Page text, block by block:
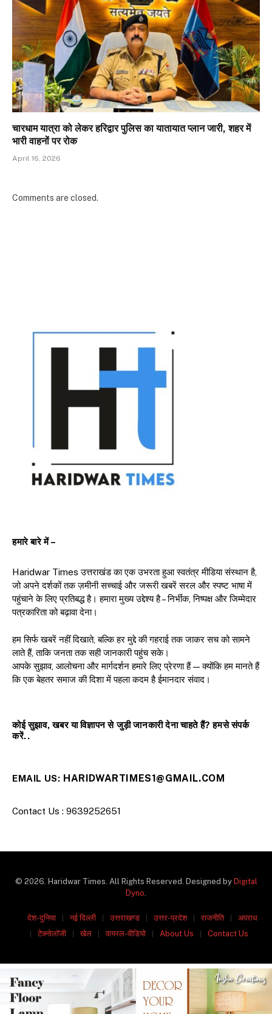
चारधाम यात्रा को लेकर हरिद्वार पुलिस का यातायात प्लान जारी, शहर में
भारी वाहनों पर रोक
April 16, 2026
Comments are closed.
हमारे बारे में –
Haridwar Times उत्तराखंड का एक उभरता हुआ स्वतंत्र मीडिया संस्थान है,
जो अपने दर्शकों तक ज़मीनी सच्चाई और जरूरी खबरें सरल और स्पष्ट भाषा में
पहुंचाने के लिए प्रतिबद्ध है। हमारा मुख्य उद्देश्य है – निर्भीक, निष्पक्ष और जिम्मेदार
पत्रकारिता को बढ़ावा देना।
हम सिर्फ खबरें नहीं दिखाते, बल्कि हर मुद्दे की गहराई तक जाकर सच को सामने
लाते हैं, ताकि जनता तक सही जानकारी पहुंच सके।
आपके सुझाव, आलोचना और मार्गदर्शन हमारे लिए प्रेरणा हैं — क्योंकि हम मानते हैं
कि एक बेहतर समाज की दिशा में पहला कदम है ईमानदार संवाद।
कोई सुझाव, खबर या विज्ञापन से जुड़ी जानकारी देना चाहते हैं? हमसे संपर्क
करें..
EMAIL US: HARIDWARTIMES1@GMAIL.COM
Contact Us : 9639252651
© 2026. Haridwar Times. All Rights Reserved. Designed by Digital
Dyno
देश-दुनिया नई दिल्ली उत्तराखण्ड उत्तर-प्रदेश राजनीति
अपराध
टेक्नोलॉजी
खेल वायरल-वीडियो About Us Contact Us